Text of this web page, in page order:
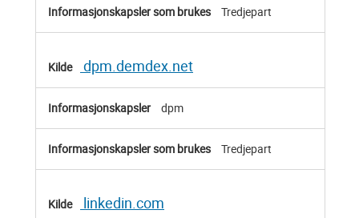
Tredjepart
dpm.demdex.net
dpm
Tredjepart
linkedin.com